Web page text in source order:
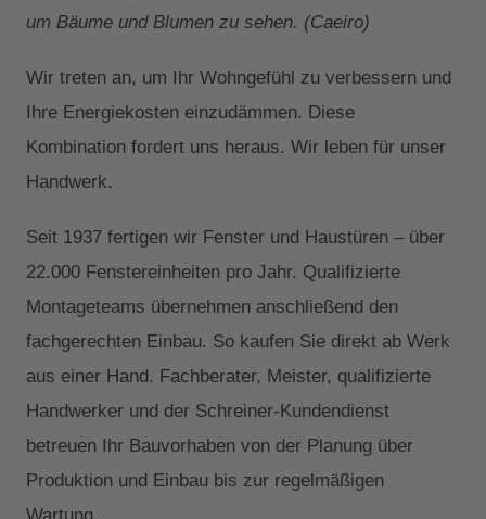
um Bäume und Blumen zu sehen. (Caeiro)
Wir treten an, um Ihr Wohngefühl zu verbessern und
Ihre Energiekosten einzudämmen. Diese
Kombination fordert uns heraus. Wir leben für unser
Handwerk.
Seit 1937 fertigen wir Fenster und Haustüren – über
22.000 Fenstereinheiten pro Jahr. Qualifizierte
Montageteams übernehmen anschließend den
fachgerechten Einbau. So kaufen Sie direkt ab Werk
aus einer Hand. Fachberater, Meister, qualifizierte
Handwerker und der Schreiner-Kundendienst
betreuen Ihr Bauvorhaben von der Planung über
Produktion und Einbau bis zur regelmäßigen